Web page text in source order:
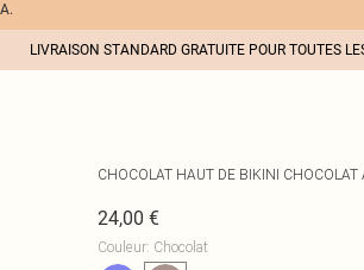
LIVRAISON STANDARD GRATUITE POUR TOUTES
CHOCOLAT HAUT DE BIKINI CHOCOLAT
24,00 €
Couleur: Chocolat